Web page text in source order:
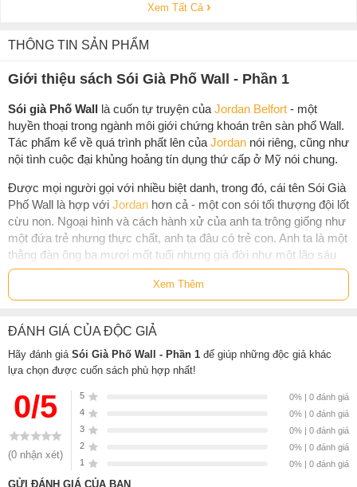
Xem Tất Cả
THÔNG TIN SẢN PHẨM
Giới thiệu sách Sói Già Phố Wall - Phần 1
Sói già Phố Wall là cuốn tự truyện của Jordan Belfort - một
huyền thoại trong ngành môi giới chứng khoán trên sàn phố Wall.
Tác phẩm kể về quá trình phất lên của Jordan nói riêng, cũng như
nội tình cuộc đại khủng hoảng tín dụng thứ cấp ở Mỹ nói chung.
Được mọi người gọi với nhiều biệt danh, trong đó, cái tên Sói Già
Phố Wall là hợp với Jordan hơn cả - một con sói tối thượng đội lốt
cừu non. Ngoại hình và cách hành xử của anh ta trông giống như
một đứa trẻ nhưng thực chất, anh ta đâu có trẻ con. Anh ta là một
thằng đàn ông ba mươi mốt tuổi nhưng già đời như một lão sáu
mươi,"sống theo thang tuổi của loài chó" -một năm bằng bảy
năm tuổi người.Vừa tốt nghiệp đại học, bước vào khởi nghiệp,
Jordan Belfordđã gặp ngay thất bại đầu đời trên phố Wall, bởi anh
ta mới chỉ là
“cừu non” giữa bao
trai có cặp mắt xanh, cái miệng dẻo quẹo, cao chỉ tầm một thước
bảy chẳng còn cách nào khác, phải chuyển hướng để kiếm việc.
Anh ta tìm đến một công ty bé xíu để thử vận may.
Chính nơi làm việc vô danh tiểu tốt này đã nhanh chóng trở thành
“vườn ươm”
cho tài năng bán hàng và môi giới của anh chàng
Jordan Belfordhiếu thắng, nhanh nhẹn, nhiều mưu lược. Cũng từ
đây, gã trùm tài chính tương lai dần thọc tay vào nhiều ngõ ngách
của thế giới phù hoa, hào nhoáng, gia nhập đội ngũ
“buôn tiền”
khét tiếng, từng bước khuynh đảo thị tường chứng khoán phố
Xem Thêm
ĐÁNH GIÁ CỦA ĐỘC GIẢ
Hãy đánh giá Sói Già Phố Wall - Phần 1 để giúp những độc giả khác
lựa chọn được cuốn sách phù hợp nhất!
0/5
(0 nhận xét)
5
0% | 0 đánh giá
4
0% | 0 đánh giá
3
0% | 0 đánh giá
2
0% | 0 đánh giá
1
0% | 0 đánh giá
GỬI ĐÁNH GIÁ CỦA BẠN